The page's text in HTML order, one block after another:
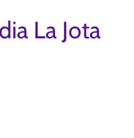
La Jota